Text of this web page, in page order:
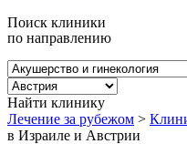
Поиск клиники
по направлению
Найти клинику
Лечение за рубежом >
в Израиле и Австрии